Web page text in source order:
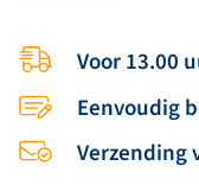
Voor 13.00
Eenvoudig
Verzending